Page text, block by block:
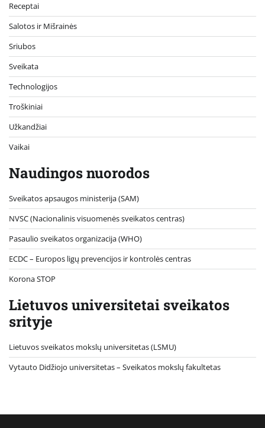
Receptai
Salotos ir Mišrainės
Sriubos
Sveikata
Technologijos
Troškiniai
Užkandžiai
Vaikai
Naudingos nuorodos
Sveikatos apsaugos ministerija (SAM)
NVSC (Nacionalinis visuomenės sveikatos centras)
Pasaulio sveikatos organizacija (WHO)
ECDC – Europos ligų prevencijos ir kontrolės centras
Korona STOP
Lietuvos universitetai sveikatos
srityje
Lietuvos sveikatos mokslų universitetas (LSMU)
Vytauto Didžiojo universitetas– Sveikatos mokslų fakultetas